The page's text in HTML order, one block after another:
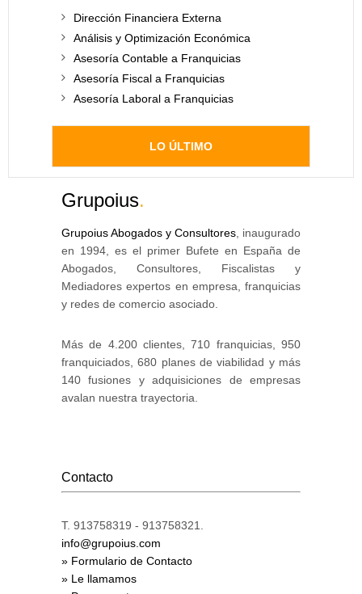
Dirección Financiera Externa
Análisis y Optimización Económica
Asesoría Contable a Franquicias
Asesoría Fiscal a Franquicias
Asesoría Laboral a Franquicias
LO ÚLTIMO
Grupoius.
Grupoius Abogados y Consultores , inaugurado
en 1994, es el primer Bufete en España de
Abogados, Consultores, Fiscalistas y
Mediadores expertos en empresa, franquicias
y redes de comercio asociado.
Más de 4.200 clientes, 710 franquicias, 950
franquiciados, 680 planes de viabilidad y más
140 fusiones y adquisiciones de empresas
avalan nuestra trayectoria.
Contacto
T. 913758319 - 913758321.
info@grupoius.com
» Formulario de Contacto
» Le llamamos